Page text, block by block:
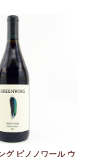
グ ピノノワール ウ